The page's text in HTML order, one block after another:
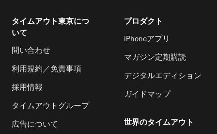
タイムアウト東京につ
いて
問い合わせ
利用規約／免責事項
採用情報
タイムアウトグループ
広告について
プロダクト
iPhoneアプリ
マガジン定期購読
デジタルエディション
ガイドマップ
世界のタイムアウト